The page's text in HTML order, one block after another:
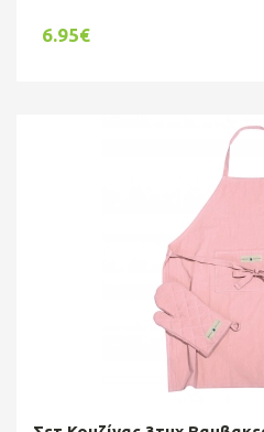
6.95€